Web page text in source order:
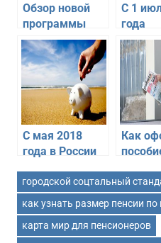
Обзор новой
программы
сноса
пятиэтажек в
Москве 2017
года
С 1
года
нужны
на
кто их
С мая 2018
года в России
курортный
сбор для
туристов
Крыма,
Как
Москве
году?
сроки
городской соцтальный
как узнать размер пенсии по
карта мир для пенсионеров